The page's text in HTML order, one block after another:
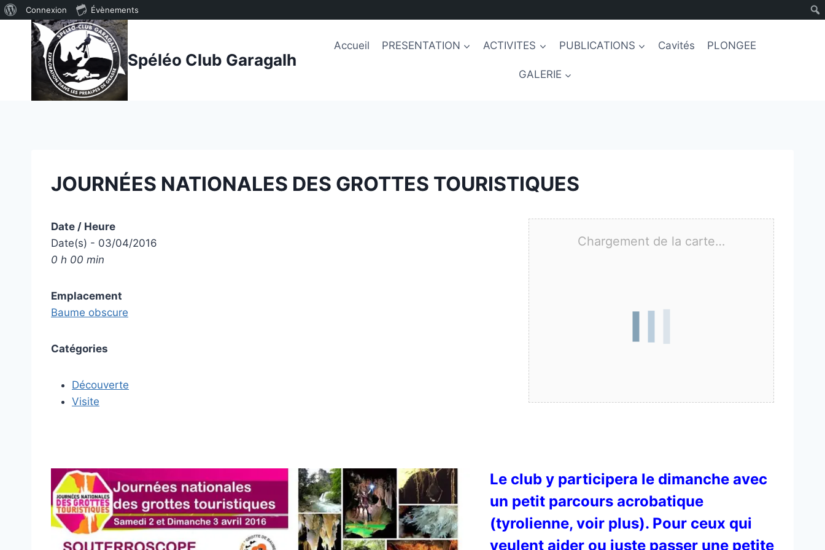
propos
WordPress
Connexion Évènements
contenu
Spéléo Club Garagalh
Accueil PRESENTATION ACTIVITES PUBLICATIONS Cavités PLONGEE
GALERIE
JOURNÉES NATIONALES DES GROTTES TOURISTIQUES
Chargement de la carte…
Date / Heure
Date(s) - 03/04/2016
0 h 00 min
Emplacement
Baume obscure
Catégories
Découverte
Visite
Le club y participera le dimanche avec
un petit parcours acrobatique
(tyrolienne, voir plus). Pour ceux qui
veulent aider ou juste passer une petite